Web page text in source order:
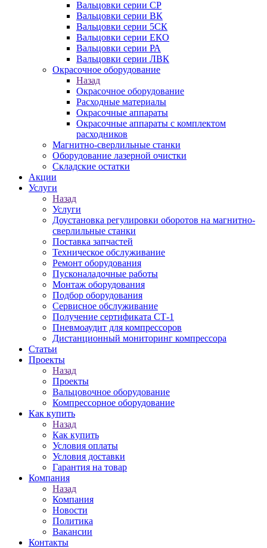
Вальцовки серии СР
Вальцовки серии ВК
Вальцовки серии 5СК
Вальцовки серии ЕКО
Вальцовки серии РА
Вальцовки серии ЛВК
Окрасочное оборудование
Назад
Окрасочное оборудование
Расходные материалы
Окрасочные аппараты
Окрасочные аппараты с комплектом
расходников
Магнитно-сверлильные станки
Оборудование лазерной очистки
Складские остатки
Акции
Услуги
Назад
Услуги
Доустановка регулировки оборотов на магнитно-
сверлильные станки
Поставка запчастей
Техническое обслуживание
Ремонт оборудования
Пусконаладочные работы
Монтаж оборудования
Подбор оборудования
Сервисное обслуживание
Получение сертификата СТ-1
Пневмоаудит для компрессоров
Дистанционный мониторинг компрессора
Статьи
Проекты
Назад
Проекты
Вальцовочное оборудование
Компрессорное оборудование
Как купить
Назад
Как купить
Условия оплаты
Условия доставки
Гарантия на товар
Компания
Назад
Компания
Новости
Политика
Вакансии
Контакты